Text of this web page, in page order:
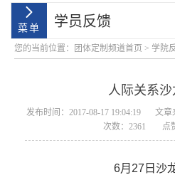
学员反馈
您的当前位置： 团体定制频道首页 > 学院
人际关系
发布时间：2017-08-17 19:04:19 文章
次数：2361
点
6月 27 日沙